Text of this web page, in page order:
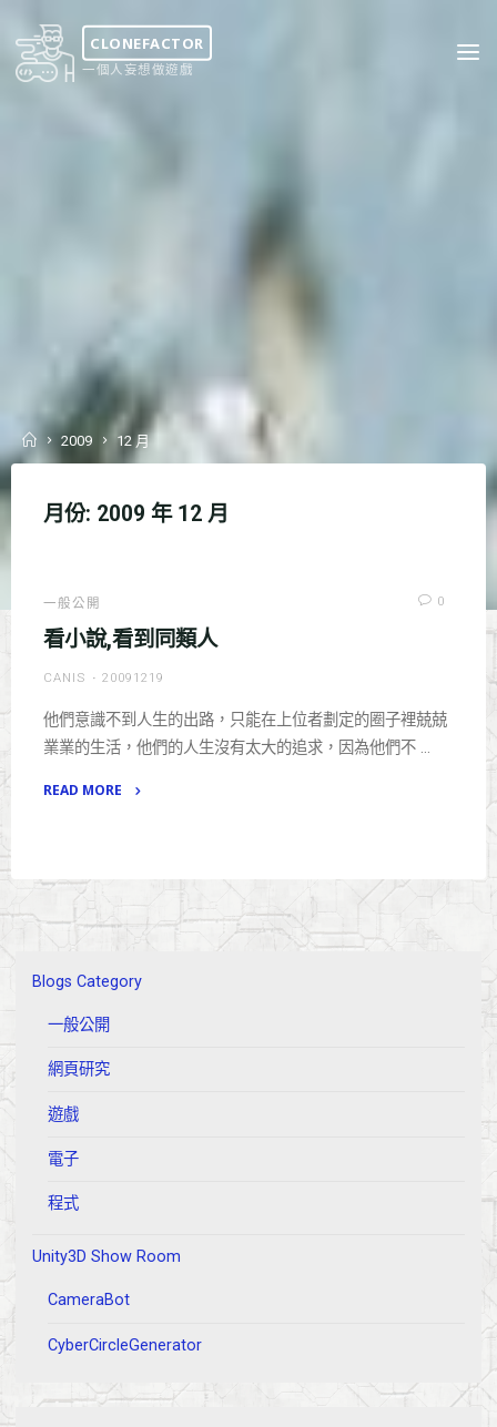
content
CLONEFACTOR
一個人妄想做遊戲
Home2009 12 月
月份: 2009 年 12 月
一般公開 0
看小說,看到同類人
CANIS 20091219
他們意識不到人生的出路，只能在上位者劃定的圈子裡兢兢
業業的生活，他們的人生沒有太大的追求，因為他們不 …
READ MORE
到
類
Blogs Category
一般公開
網頁研究
遊戲
電子
程式
Unity3D Show Room
CameraBot
CyberCircleGenerator